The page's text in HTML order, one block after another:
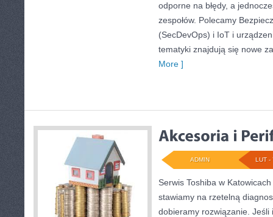
odporne na błędy, a
zespołów. Polecamy
(SecDevOps) i IoT i
tematyki znajdują się nowe
More ]
LUT -
ADMIN
Serwis Toshiba w
stawiamy na rzetelną
dobieramy rozwiązanie. Jeśli